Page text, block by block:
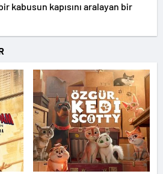
kabusun kapısını aralayan bir